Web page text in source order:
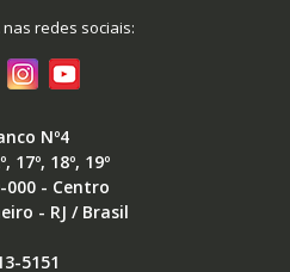
nas redes sociais:
Nº4
17º, 18º, 19º
000 - Centro
- RJ / Brasil
5151